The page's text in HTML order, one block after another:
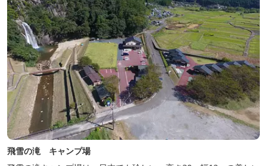
飛雪の滝 キャンプ場